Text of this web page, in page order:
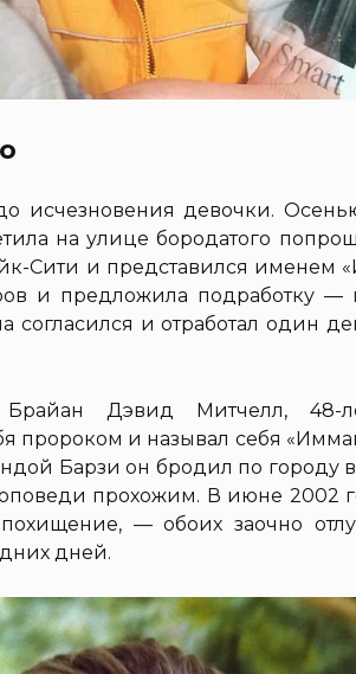
исчезновения девочки.
на улице бородатого
Сити и представился именем
и предложила подработку
и отработал один
Дэвид Митчелл, 48-
пророком и называл себя
Барзи он бродил по городу
прохожим. В июне 2002
— обоих заочно
дней.